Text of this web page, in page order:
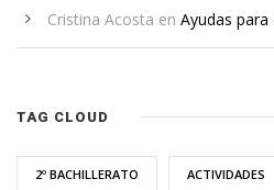
Cristina Acosta en Ayudas
TAG CLOUD
2º BACHILLERATO ACTIVIDADES